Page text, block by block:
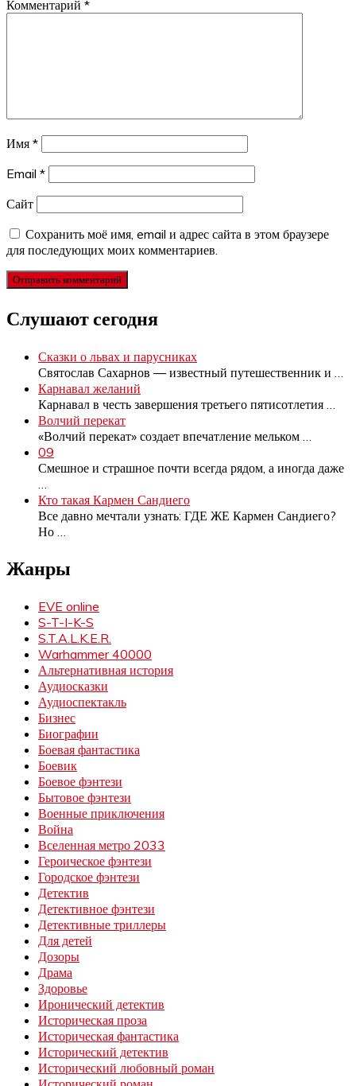
Комментарий *
Имя *
Email *
Сайт
Сохранить моё имя, email и адрес сайта в этом браузере
для последующих моих комментариев.
Слушают сегодня
Сказки о львах и парусниках
Святослав Сахарнов — известный путешественник и
Карнавал желаний
Карнавал в честь завершения третьего пятисотлетия
Волчий перекат
«Волчий перекат» создает впечатление мельком
09
Смешное и страшное почти всегда рядом, а иногда даже
Кто такая Кармен Сандиего
Все давно мечтали узнать: ГДЕ ЖЕ Кармен Сандиего?
Но
Жанры
EVE online
S-T-I-K-S
S.T.A.L.K.E.R.
Warhammer 40000
Альтернативная история
Аудиосказки
Аудиоспектакль
Бизнес
Биографии
Боевая фантастика
Боевик
Боевое фэнтези
Бытовое фэнтези
Военные приключения
Война
Вселенная метро 2033
Героическое фэнтези
Городское фэнтези
Детектив
Детективное фэнтези
Детективные триллеры
Для детей
Дозоры
Драма
Здоровье
Иронический детектив
Историческая проза
Историческая фантастика
Исторический детектив
Исторический любовный роман